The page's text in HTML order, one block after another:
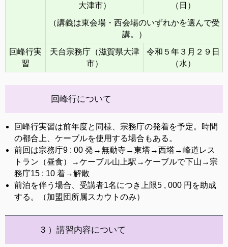
大津市）
（日）
（講義は東会場・西会場のいずれかを選んで受
講。）
回峰行実
習
天台宗務庁（滋賀県大津
市）
令和５年３月２９日
（水）
回峰行について
回峰行実習は前年度と同様、宗務庁の発着を予定。時間
の都合上、ケーブルを使用する場合もある。
前回は宗務庁9 : 00 発→無動寺→東塔→西塔→峰道レス
トラン（昼食）→ケーブル山上駅→ケーブルで下山→宗
務庁15 : 10 着→解散
前泊を伴う場合、受講者1名につき上限5 , 000 円を助成
する。（加盟団所属スカウトのみ）
3 ）講習内容について